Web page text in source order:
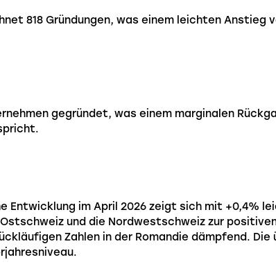
818 Gründungen, was einem leichten Anstieg
gegründet, was einem marginalen
Entwicklung im April 2026 zeigt sich mit +0,4%
und die Nordwestschweiz zur
Zahlen in der Romandie dämpfend. Die